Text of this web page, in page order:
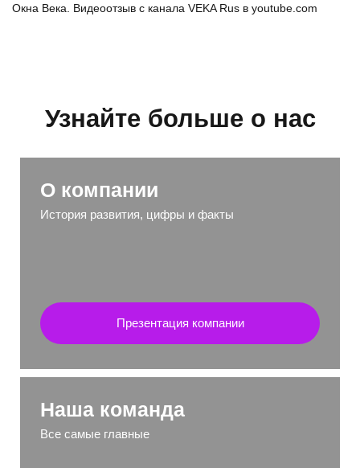
Окна Века. Видеоотзыв с канала VEKA Rus в youtube.com
Узнайте больше о нас
О компании
История развития, цифры и факты
Презентация компании
Наша команда
Все самые главные